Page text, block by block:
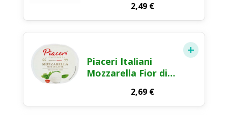
2,49 €
Piaceri Italiani
Mozzarella Fior di
2,69 €